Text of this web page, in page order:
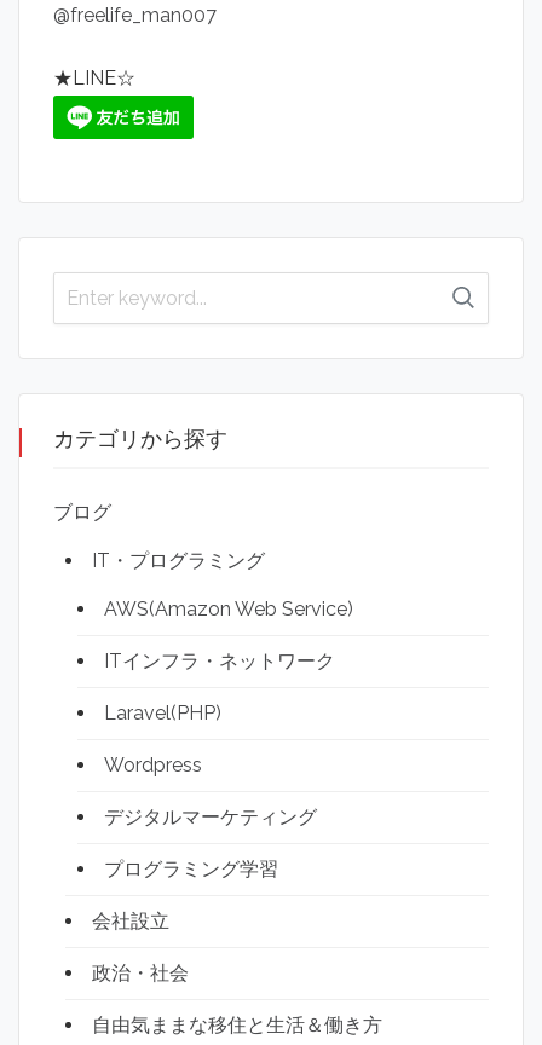
@freelife_man007
★LINE☆
カテゴリから探す
ブログ
IT・プログラミング
AWS(Amazon Web Service)
ITインフラ・ネットワーク
Laravel(PHP)
Wordpress
デジタルマーケティング
プログラミング学習
会社設立
政治・社会
自由気ままな移住と生活＆働き方